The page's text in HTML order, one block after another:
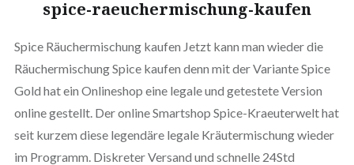
spice-raeuchermischung-kaufen
Spice Räuchermischung kaufen Jetzt kann man wieder die
Räuchermischung Spice kaufen denn mit der Variante Spice
Gold hat ein Onlineshop eine legale und getestete Version
online gestellt. Der online Smartshop Spice-Kraeuterwelt hat
seit kurzem diese legendäre legale Kräutermischung wieder
im Programm. Diskreter Versand und schnelle 24Std